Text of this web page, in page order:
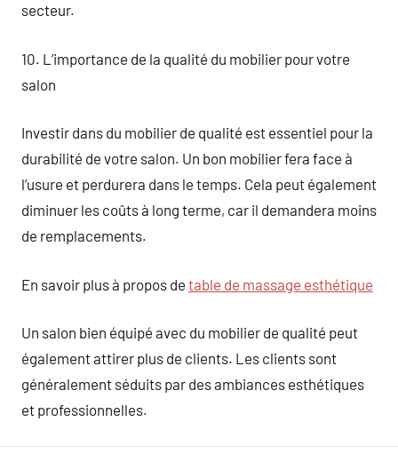
secteur.
10. L’importance de la qualité du mobilier pour votre
salon
Investir dans du mobilier de qualité est essentiel pour la
durabilité de votre salon. Un bon mobilier fera face à
l’usure et perdurera dans le temps. Cela peut également
diminuer les coûts à long terme, car il demandera moins
de remplacements.
En savoir plus à propos de table de massage esthétique
Un salon bien équipé avec du mobilier de qualité peut
également attirer plus de clients. Les clients sont
généralement séduits par des ambiances esthétiques
et professionnelles.